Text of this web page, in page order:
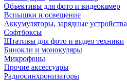
Объективы для фото и видеокамер
Вспышки и освещение
Аккумуляторы, зарядные устройства
Софтбоксы
Штативы для фото и видео техники
Бинокли и монокуляры
Микрофоны
Прочие аксессуары
Радиосинхронизаторы